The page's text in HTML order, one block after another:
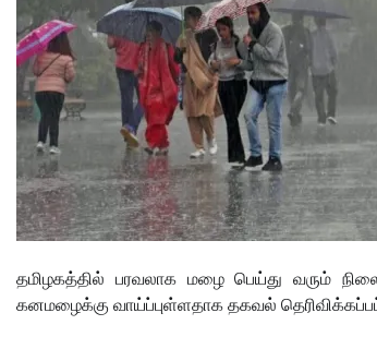
தமிழகத்தில் பரவலாக மழை பெய்து வரும்
கனமழைக்கு வாய்ப்புள்ளதாக தகவல்